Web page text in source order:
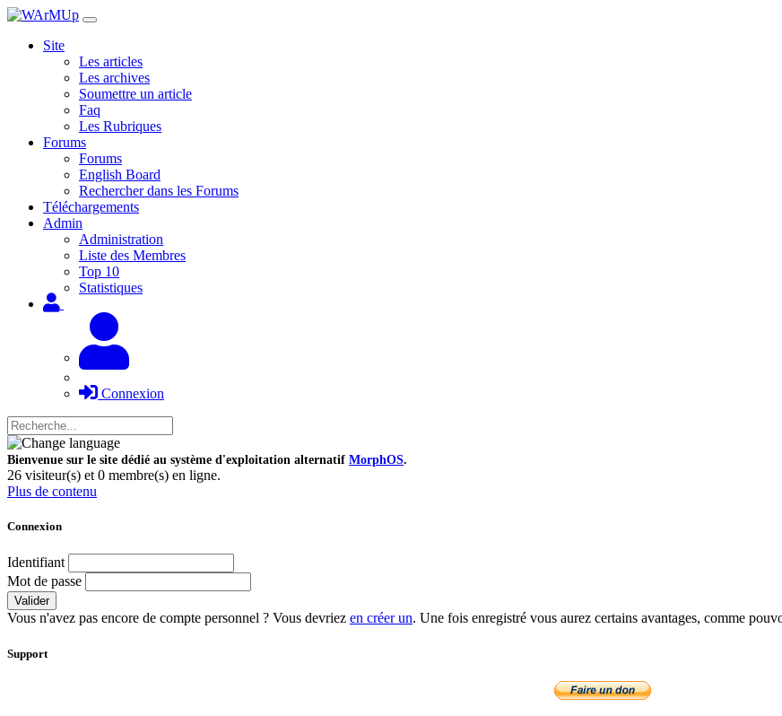
Site
Les articles
Les archives
Soumettre un article
Faq
Les Rubriques
Forums
Forums
English Board
Rechercher dans les Forums
Téléchargements
Admin
Administration
Liste des Membres
Top 10
Statistiques
Connexion
Bienvenue sur le site dédié au système d'exploitation alternatif MorphOS.
26 visiteur(s) et 0 membre(s) en ligne.
Plus de contenu
Connexion
Identifiant
Mot de passe
Valider
Vous n'avez pas encore de compte personnel ? Vous devriez en créer un. Une fois enregistré vous aurez certains avantages, comme
Support